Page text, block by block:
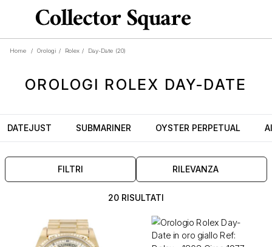
Home / Orologi / Rolex / Day-Date (20)
OROLOGI ROLEX DAY-DATE
DATEJUST SUBMARINER OYSTER PERPETUAL
FILTRI RILEVANZA
20 RISULTATI